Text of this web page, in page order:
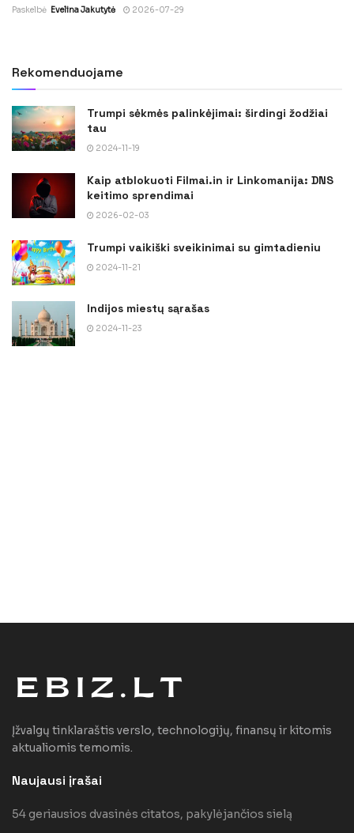
Paskelbė Evelina Jakutytė 2026-07-29
Rekomenduojame
Trumpi sėkmės palinkėjimai: širdingi žodžiai
tau
2024-11-19
Kaip atblokuoti Filmai.in ir Linkomanija: DNS
keitimo sprendimai
2026-02-03
Trumpi vaikiški sveikinimai su gimtadieniu
2024-11-21
Indijos miestų sąrašas
2024-11-23
Įžvalgų tinklaraštis verslo, technologijų, finansų ir kitomis
aktualiomis temomis.
Naujausi įrašai
54 geriausios dvasinės citatos, pakylėjančios sielą